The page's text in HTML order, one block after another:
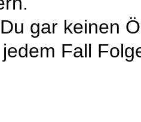
gar keinen
Fall